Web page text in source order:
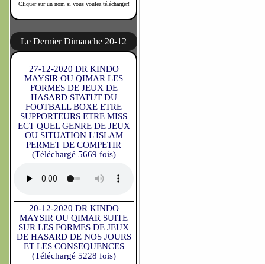
Cliquer sur un nom si vous voulez télécharger!
Le Dernier Dimanche 20-12
27-12-2020 DR KINDO
MAYSIR OU QIMAR LES
FORMES DE JEUX DE
HASARD STATUT DU
FOOTBALL BOXE ETRE
SUPPORTEURS ETRE MISS
ECT QUEL GENRE DE JEUX
OU SITUATION L'ISLAM
PERMET DE COMPETIR
(Téléchargé 5669 fois)
20-12-2020 DR KINDO
MAYSIR OU QIMAR SUITE
SUR LES FORMES DE JEUX
DE HASARD DE NOS JOURS
ET LES CONSEQUENCES
(Téléchargé 5228 fois)